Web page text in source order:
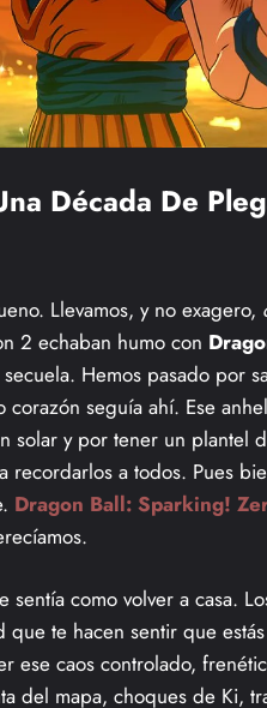
Década De
Llevamos, y no exagero,
2 echaban humo con
Hemos pasado por
seguía ahí. Ese
solar y por tener un plantel
a todos. Pues
Dragon Ball: Sparking!
como volver a casa.
te hacen sentir que
caos controlado,
del mapa, choques de Ki,